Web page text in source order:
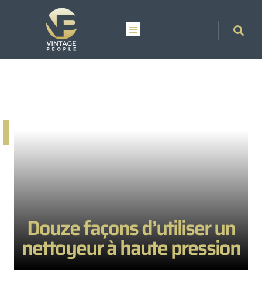
Douze façons d’utiliser un
nettoyeur à haute pression